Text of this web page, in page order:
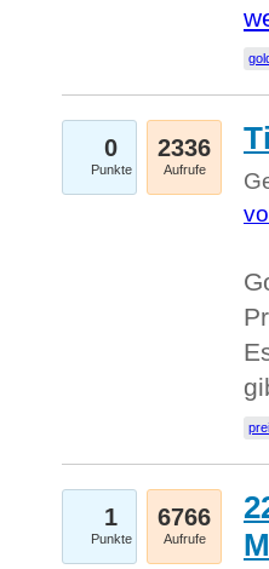
0
Punkte
2336
Aufrufe
1
Punkte
6766
Aufrufe